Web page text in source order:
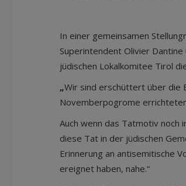
In einer gemeinsamen
Superintendent Olivier Dantine
jüdischen Lokalkomitee Tirol
„Wir sind erschüttert über die
Novemberpogrome
Auch wenn das Tatmotiv noch
diese Tat in der jüdischen
Erinnerung an antisemitische
ereignet haben, nahe.“